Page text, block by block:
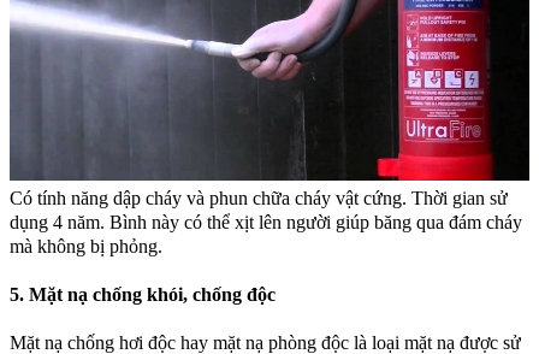
Có tính năng dập cháy và phun chữa cháy vật cứng. Thời gian sử
dụng 4 năm. Bình này có thể xịt lên người giúp băng qua đám cháy
mà không bị phỏng.
5. Mặt nạ chống khói, chống độc
Mặt nạ chống hơi độc hay mặt nạ phòng độc là loại mặt nạ được sử